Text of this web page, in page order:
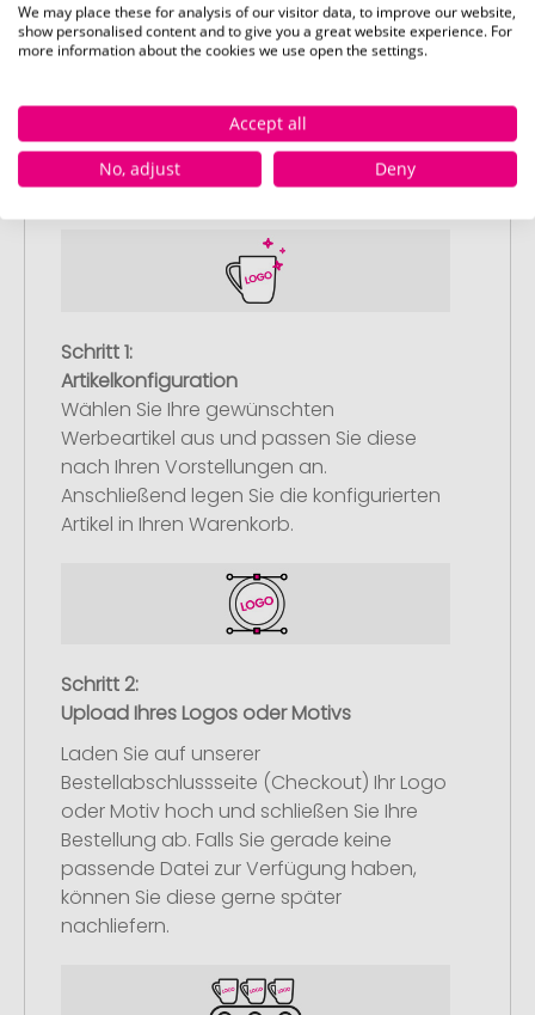
So einfach bestellen Sie Ihre Werbeartikel bei
Pinkcube
Schritt 1:
Artikelkonfiguration
Wählen Sie Ihre gewünschten
Werbeartikel aus und passen Sie diese
nach Ihren Vorstellungen an.
Anschließend legen Sie die konfigurierten
Artikel in Ihren Warenkorb.
Schritt 2:
Upload Ihres Logos oder Motivs
Laden Sie auf unserer
Bestellabschlussseite (Checkout) Ihr Logo
oder Motiv hoch und schließen Sie Ihre
Bestellung ab. Falls Sie gerade keine
passende Datei zur Verfügung haben,
können Sie diese gerne später
nachliefern.
We may place these for analysis of our visitor data, to improve our website,
show personalised content and to give you a great website experience. For
more information about the cookies we use open the settings.
Accept all
No, adjust
Deny